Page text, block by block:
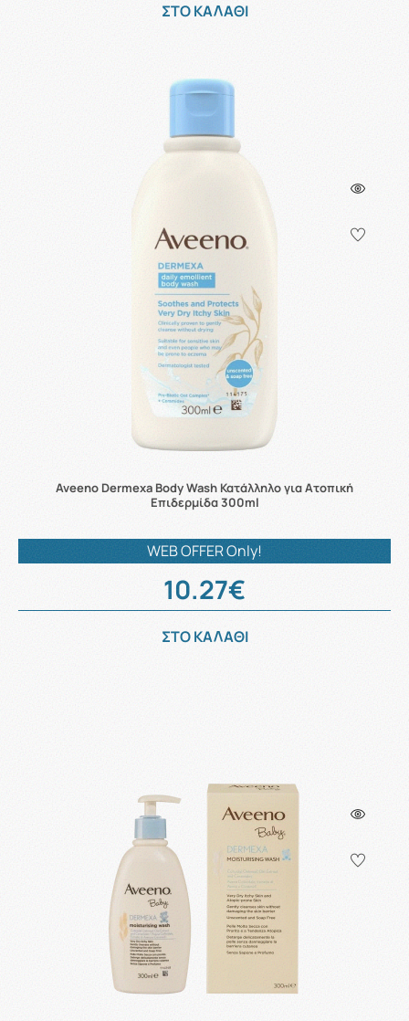
ΣΤΟ ΚΑΛΑΘΙ
Aveeno Dermexa Body Wash Κατάλληλο για Ατοπική
Επιδερμίδα 300ml
WEB OFFER Only!
10.27€
ΣΤΟ ΚΑΛΑΘΙ